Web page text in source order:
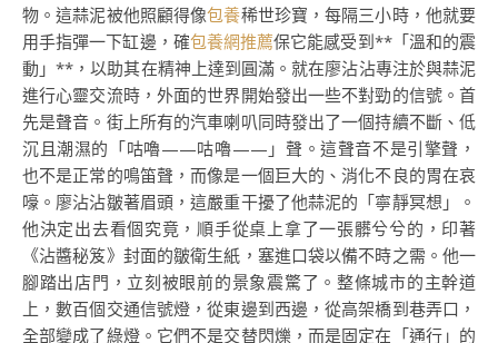
物。這蒜泥被他照顧得像包養稀世珍寶，每隔三小時，他就要
用手指彈一下缸邊，確包養網推薦保它能感受到**「溫和的震
動」**，以助其在精神上達到圓滿。就在廖沾沾專注於與蒜泥
進行心靈交流時，外面的世界開始發出一些不對勁的信號。首
先是聲音。街上所有的汽車喇叭同時發出了一個持續不斷、低
沉且潮濕的「咕嚕——咕嚕——」聲。這聲音不是引擎聲，
也不是正常的鳴笛聲，而像是一個巨大的、消化不良的胃在哀
嚎。廖沾沾皺著眉頭，這嚴重干擾了他蒜泥的「寧靜冥想」。
他決定出去看個究竟，順手從桌上拿了一張髒兮兮的，印著
《沾醬秘笈》封面的皺衛生紙，塞進口袋以備不時之需。他一
腳踏出店門，立刻被眼前的景象震驚了。整條城市的主幹道
上，數百個交通信號燈，從東邊到西邊，從高架橋到巷弄口，
全部變成了綠燈。它們不是交替閃爍，而是固定在「通行」的